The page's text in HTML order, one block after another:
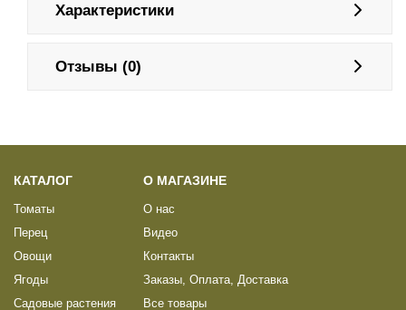
Характеристики
Отзывы (0)
КАТАЛОГ
Томаты
Перец
Овощи
Ягоды
Садовые растения
О МАГАЗИНЕ
О нас
Видео
Контакты
Заказы, Оплата, Доставка
Все товары